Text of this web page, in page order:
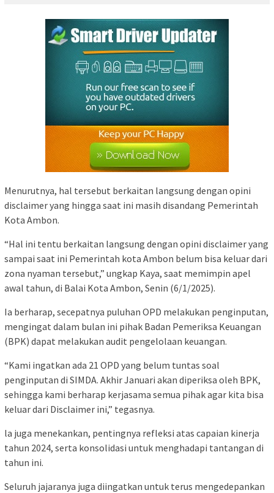
Menurutnya, hal tersebut berkaitan langsung dengan opini
disclaimer yang hingga saat ini masih disandang Pemerintah
Kota Ambon.
“Hal ini tentu berkaitan langsung dengan opini disclaimer yang
sampai saat ini Pemerintah kota Ambon belum bisa keluar dari
zona nyaman tersebut,” ungkap Kaya, saat memimpin apel
awal tahun, di Balai Kota Ambon, Senin (6/1/2025).
Ia berharap, secepatnya puluhan OPD melakukan penginputan,
mengingat dalam bulan ini pihak Badan Pemeriksa Keuangan
(BPK) dapat melakukan audit pengelolaan keuangan.
“Kami ingatkan ada 21 OPD yang belum tuntas soal
penginputan di SIMDA. Akhir Januari akan diperiksa oleh BPK,
sehingga kami berharap kerjasama semua pihak agar kita bisa
keluar dari Disclaimer ini,” tegasnya.
la juga menekankan, pentingnya refleksi atas capaian kinerja
tahun 2024, serta konsolidasi untuk menghadapi tantangan di
tahun ini.
Seluruh jajaranya juga diingatkan untuk terus mengedepankan